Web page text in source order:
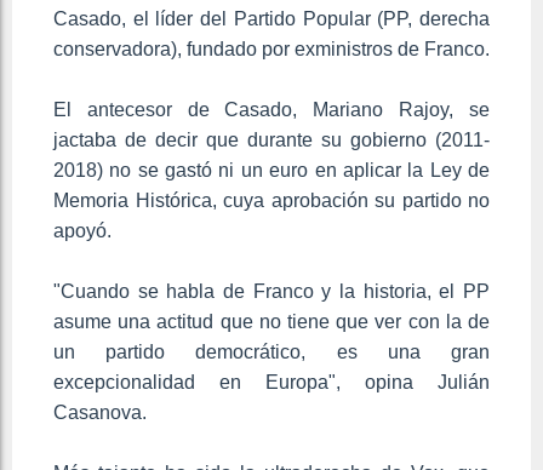
Casado, el líder del Partido Popular (PP, derecha
conservadora), fundado por exministros de Franco.
El antecesor de Casado, Mariano Rajoy, se
jactaba de decir que durante su gobierno (2011-
2018) no se gastó ni un euro en aplicar la Ley de
Memoria Histórica, cuya aprobación su partido no
apoyó.
"Cuando se habla de Franco y la historia, el PP
asume una actitud que no tiene que ver con la de
un partido democrático, es una gran
excepcionalidad en Europa", opina Julián
Casanova.